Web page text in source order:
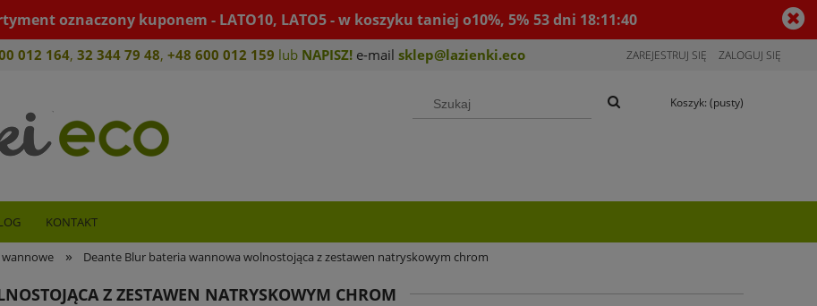
oznaczony kuponem - LATO10, LATO5 - w koszyku taniej o10%, 5% 53dni 18:11:39
012 164, 32 344 79 48, +48 600 012 159 lub NAPISZ! e-mail sklep@lazienki.eco ZAREJESTRUJ SIĘ ZALOGUJ SIĘ
Koszyk: (pusty)
KONTAKT
wannowe » Deante Blur bateria wannowa wolnostojąca z zestawen natryskowym chrom
Z ZESTAWEN NATRYSKOWYM CHROM